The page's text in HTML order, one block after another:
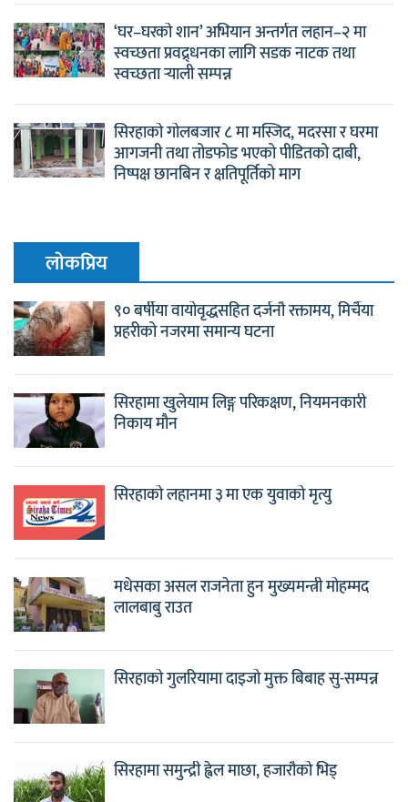
‘घर–घरको शान’ अभियान अन्तर्गत लहान–२ मा
स्वच्छता प्रवद्र्धनका लागि सडक नाटक तथा
स्वच्छता र्‍याली सम्पन्न
सिरहाको गोलबजार ८ मा मस्जिद, मदरसा र घरमा
आगजनी तथा तोडफोड भएको पीडितको दाबी,
निष्पक्ष छानबिन र क्षतिपूर्तिको माग
लाेकप्रिय
९० बर्षीया वायोवृद्धसहित दर्जनौ रक्तामय, मिर्चैया
प्रहरीको नजरमा समान्य घटना
सिरहामा खुलेयाम लिङ्ग परिकक्षण, नियमनकारी
निकाय मौन
सिरहाको लहानमा ३ मा एक युवाको मृत्यु
मधेसका असल राजनेता हुन मुख्यमन्त्री मोहम्मद
लालबाबु राउत
सिरहाको गुलरियामा दाइजो मुक्त बिबाह सु-सम्पन्न
सिरहामा समुन्द्री ह्वेल माछा, हजारौको भिड्